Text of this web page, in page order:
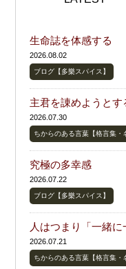
生命誌を体感する
2026.08.02
ブログ【多樂スパイス】
主君を諌めようと
2026.07.30
ちからのある言葉【格言集・
究極の多幸感
2026.07.22
ブログ【多樂スパイス】
人はつまり「一緒に
2026.07.21
ちからのある言葉【格言集・